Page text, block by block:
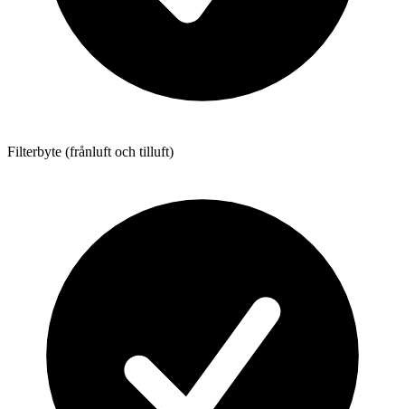
Filterbyte (frånluft och tilluft)